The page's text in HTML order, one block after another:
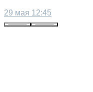
29 мая 12:45